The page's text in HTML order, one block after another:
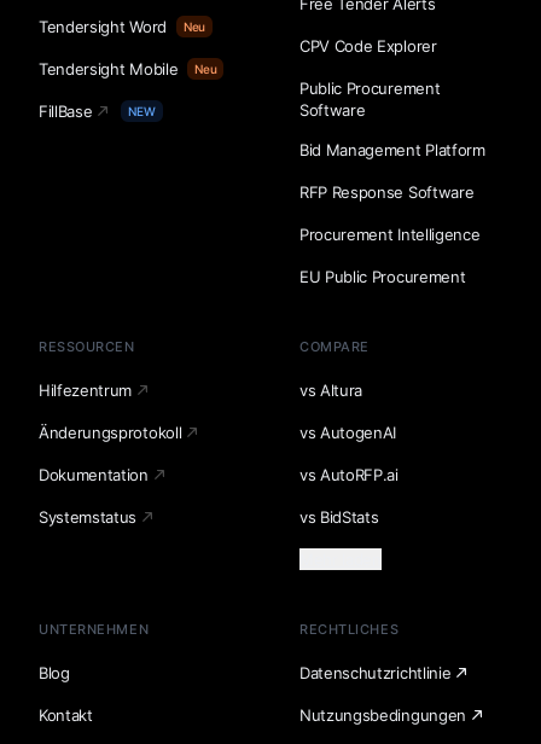
Tendersight Word Neu
Tendersight Mobile Neu
FillBase NEW
CPV Code Explorer
Public Procurement
Software
Bid Management Platform
RFP Response Software
Procurement Intelligence
EU Public Procurement
RESSOURCEN
Hilfezentrum
Änderungsprotokoll
Dokumentation
Systemstatus
COMPARE
vs Altura
vs AutogenAI
vs AutoRFP.ai
vs BidStats
UNTERNEHMEN
Blog
Kontakt
RECHTLICHES
Datenschutzrichtlinie
Nutzungsbedingungen